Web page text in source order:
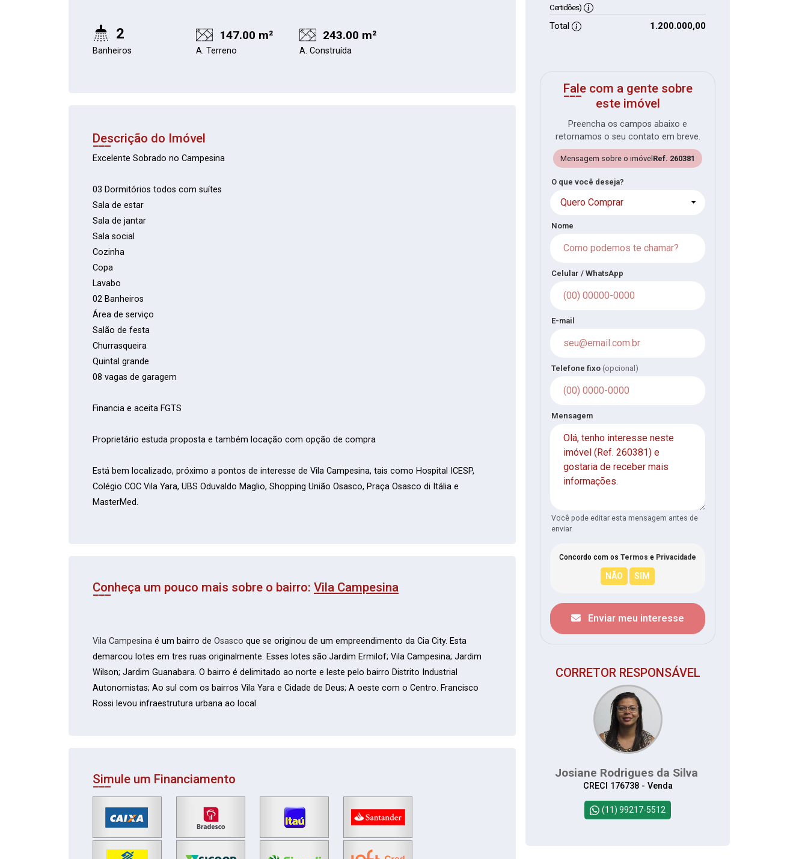
2
Banheiros
147.00 m²
A. Terreno
243.00 m²
A. Construída
Descrição do Imóvel
Excelente Sobrado no Campesina
03 Dormitórios todos com suítes
Sala de estar
Sala de jantar
Sala social
Cozinha
Copa
Lavabo
02 Banheiros
Área de serviço
Salão de festa
Churrasqueira
Quintal grande
08 vagas de garagem
Financia e aceita FGTS
Proprietário estuda proposta e também locação com opção de compra
Está bem localizado, próximo a pontos de interesse de Vila Campesina, tais como Hospital ICESP,
Colégio COC Vila Yara, UBS Oduvaldo Maglio, Shopping União Osasco, Praça Osasco di Itália e
MasterMed.
Conheça um pouco mais sobre o bairro: Vila Campesina
Vila Campesina é um bairro de Osasco que se originou de um empreendimento da Cia City. Esta
demarcou lotes em tres ruas originalmente. Esses lotes são:Jardim Ermilof; Vila Campesina; Jardim
Wilson; Jardim Guanabara. O bairro é delimitado ao norte e leste pelo bairro Distrito Industrial
Autonomistas; Ao sul com os bairros Vila Yara e Cidade de Deus; A oeste com o Centro. Francisco
Rossi levou infraestrutura urbana ao local.
Simule um Financiamento
Certidões)
Total 1.200.000,00
Fale com a gente sobre
este imóvel
Preencha os campos abaixo e
retornamos o seu contato em breve.
Mensagem sobre o imóvel Ref. 260381
O que você deseja?
Quero Comprar
Nome
Celular / WhatsApp
E-mail
Telefone fixo (opcional)
Mensagem
Você pode editar esta mensagem antes de
enviar.
Concordo com os Termos e Privacidade
Enviar meu interesse
CORRETOR RESPONSÁVEL
Josiane Rodrigues da Silva
CRECI 176738 - Venda
(11) 99217-5512